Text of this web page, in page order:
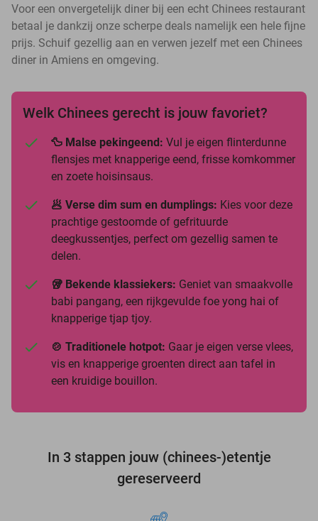
Voor een onvergetelijk diner bij een echt Chinees restaurant
betaal je dankzij onze scherpe deals namelijk een hele fijne
prijs. Schuif gezellig aan en verwen jezelf met een Chinees
diner in Amiens en omgeving.
Welk Chinees gerecht is jouw favoriet?
🦆 Malse pekingeend: Vul je eigen flinterdunne
flensjes met knapperige eend, frisse komkommer
en zoete hoisinsaus.
🥟 Verse dim sum en dumplings: Kies voor deze
prachtige gestoomde of gefrituurde
deegkussentjes, perfect om gezellig samen te
delen.
🥡 Bekende klassiekers: Geniet van smaakvolle
babi pangang, een rijkgevulde foe yong hai of
knapperige tjap tjoy.
🍲 Traditionele hotpot: Gaar je eigen verse vlees,
vis en knapperige groenten direct aan tafel in
een kruidige bouillon.
In 3 stappen jouw (chinees-)etentje
gereserveerd